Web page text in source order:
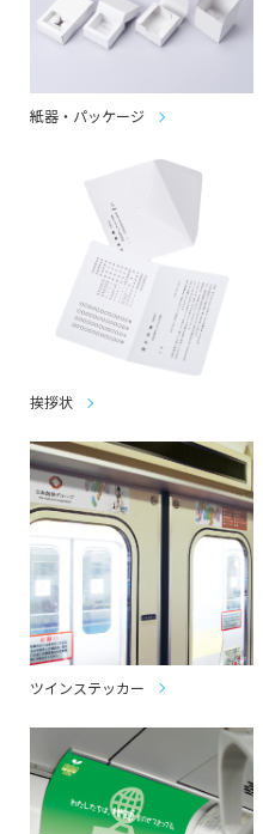
紙器・パッケージ
挨拶状
ツインステッカー